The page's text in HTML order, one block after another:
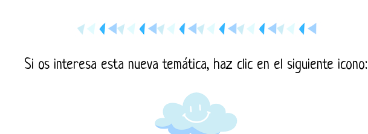
Si os interesa esta nueva temática, haz clic en el siguiente icono: